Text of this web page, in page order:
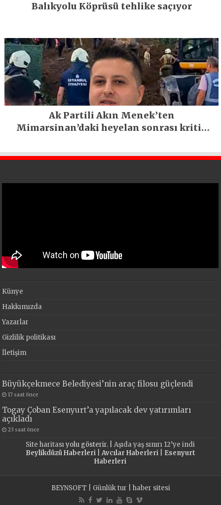
Balıkyolu Köprüsü tehlike saçıyor
Ak Partili Akın Menek’ten
Mimarsinan’daki heyelan sonrası kritik
Künye
Hakkımızda
Yazarlar
Gizlilik politikası
İletişim
Büyükçekmece Belediyesi’nin araç filosu güçlendi
17 saat önce
Togay Çoban Esenyurt’a yapılacak dev yatırımları
açıkladı
23 saat önce
Site haritasıyolu gösterir. |Aşıda yaş sınırı 12’ye indi
Beylikdüzü Haberleri| Avcılar Haberleri| Esenyurt
Haberleri
BEYNSOFT Günlük tur haber sitesi